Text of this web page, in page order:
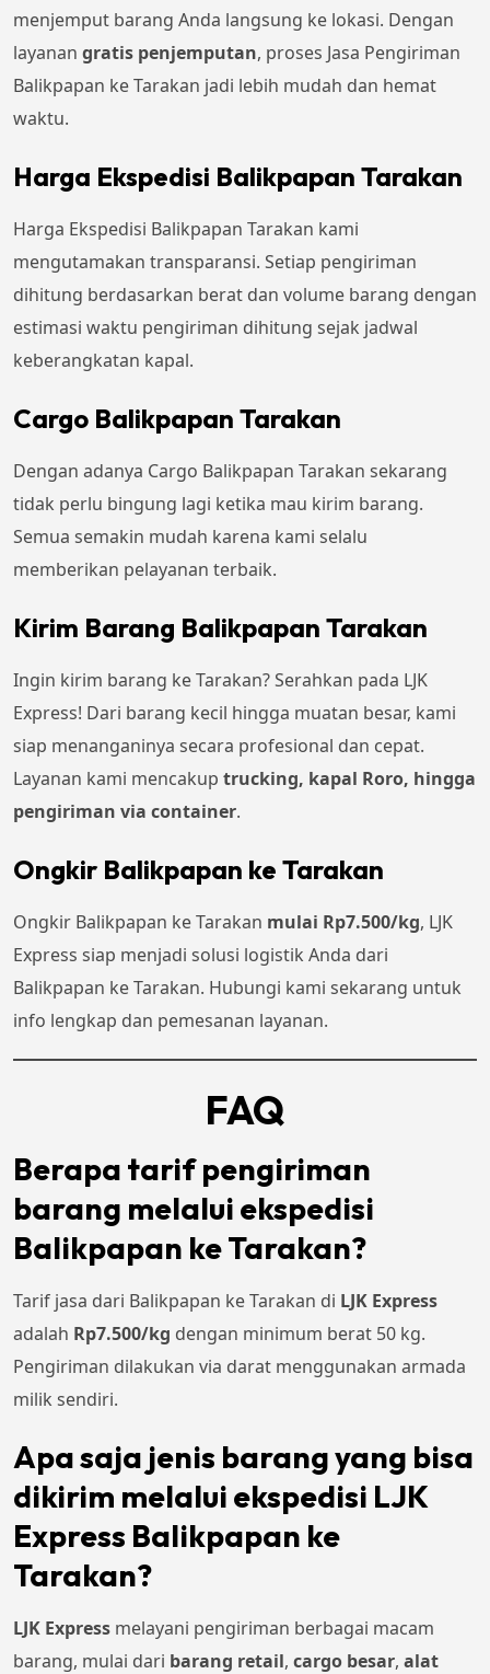
menjemput barang Anda langsung ke lokasi. Dengan
layanan gratis penjemputan, proses Jasa Pengiriman
Balikpapan ke Tarakan jadi lebih mudah dan hemat
waktu.
Harga Ekspedisi Balikpapan Tarakan
Harga Ekspedisi Balikpapan Tarakan kami
mengutamakan transparansi. Setiap pengiriman
dihitung berdasarkan berat dan volume barang dengan
estimasi waktu pengiriman dihitung sejak jadwal
keberangkatan kapal.
Cargo Balikpapan Tarakan
Dengan adanya Cargo Balikpapan Tarakan sekarang
tidak perlu bingung lagi ketika mau kirim barang.
Semua semakin mudah karena kami selalu
memberikan pelayanan terbaik.
Kirim Barang Balikpapan Tarakan
Ingin kirim barang ke Tarakan? Serahkan pada LJK
Express! Dari barang kecil hingga muatan besar, kami
siap menanganinya secara profesional dan cepat.
Layanan kami mencakup trucking, kapal Roro, hingga
pengiriman via container.
Ongkir Balikpapan ke Tarakan
Ongkir Balikpapan ke Tarakan mulai Rp7.500/kg, LJK
Express siap menjadi solusi logistik Anda dari
Balikpapan ke Tarakan. Hubungi kami sekarang untuk
info lengkap dan pemesanan layanan.
FAQ
Berapa tarif pengiriman
barang melalui ekspedisi
Balikpapan ke Tarakan?
Tarif jasa dari Balikpapan ke Tarakan di LJK Express
adalah Rp7.500/kg dengan minimum berat 50 kg.
Pengiriman dilakukan via darat menggunakan armada
milik sendiri.
Apa saja jenis barang yang bisa
dikirim melalui ekspedisi LJK
Express Balikpapan ke
Tarakan?
LJK Express melayani pengiriman berbagai macam
barang, mulai dari barang retail, cargo besar, alat